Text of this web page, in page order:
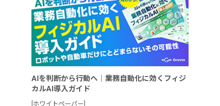
AIを判断から行動へ｜業務自動化に効くフィジ
カルAI導入ガイド
[ホワイトペーパー]